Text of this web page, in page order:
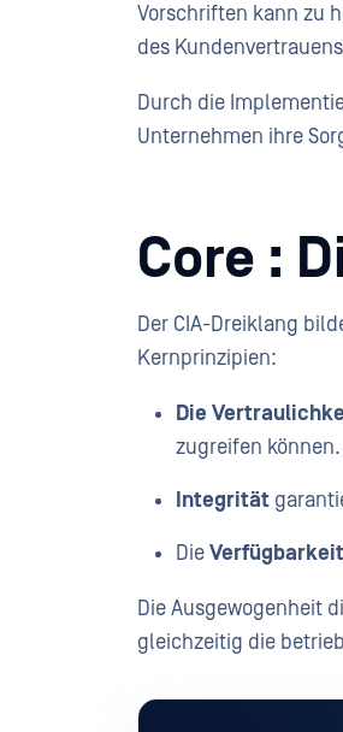
Vorschriften kann zu
des
Durch die
Unternehmen ihre
Core :
Der CIA-Dreiklang
Kernprinzipien:
Die
zugreifen können.
Integrität
DieVerfügbarkeit
Die Ausgewogenheit
gleichzeitig die